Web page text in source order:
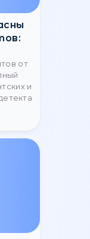
вам!
04:46
под
Google